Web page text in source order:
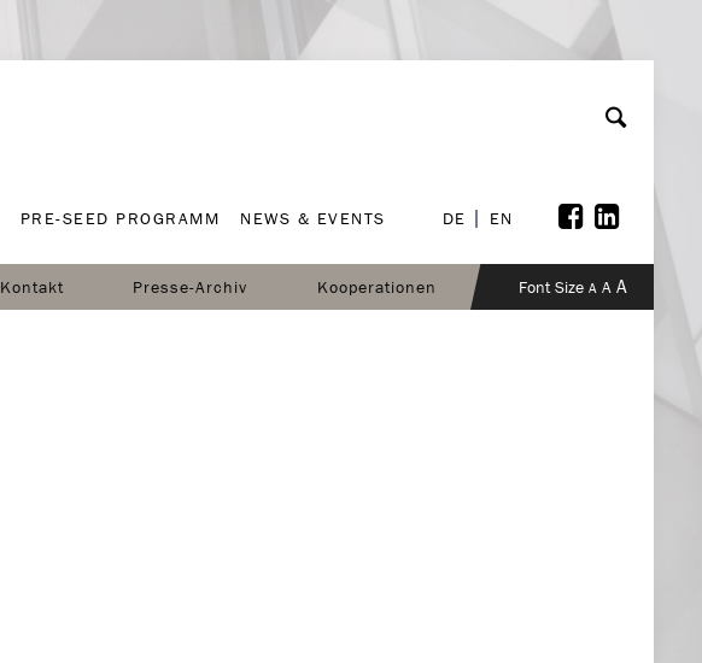
PRE-SEED PROGRAMM NEWS & EVENTS DE EN
Font Size A A A
Kooperationen
Presse-Archiv
Kontakt